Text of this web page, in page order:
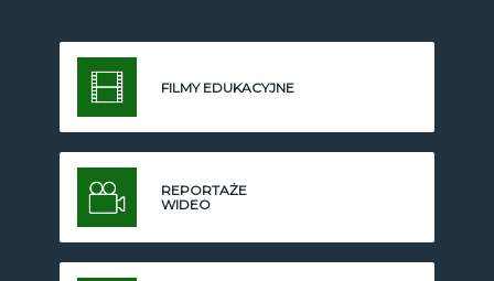
FILMY EDUKACYJNE
REPORTAŻE
WIDEO